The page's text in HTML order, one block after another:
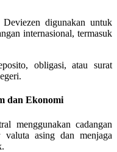
Deviezen digunakan untuk
internasional, termasuk
obligasi, atau surat
dan Ekonomi
menggunakan cadangan
valuta asing dan menjaga